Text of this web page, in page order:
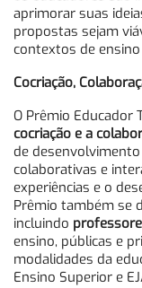
aprimorar suas
propostas sejam
contextos de
Cocriação,
O Prêmio
cocriação e a
de
colaborativas e
experiências e o
Prêmio também se
incluindo
ensino, públicas e
modalidades da
Ensino Superior e